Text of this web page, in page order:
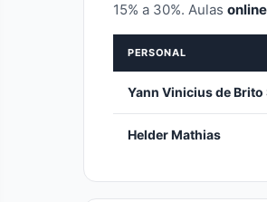
15% a 30%. Aulas online
PERSONAL
Yann Vinicius de Brito
Helder Mathias